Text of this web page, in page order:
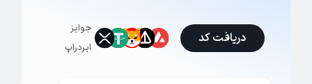
جوایز
ایردراپ
دریافت کد